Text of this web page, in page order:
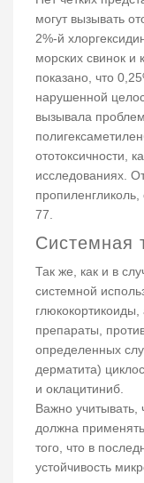
могут вызывать
2%-й
морских свинок и
показано, что
нарушенной
вызывала
ототоксичности,
исследованиях.
77.
Системная
Так же, как и в
системной
глюкокортикоиды,
препараты,
определенных
дерматита)
и оклацитиниб.
Важно учитывать,
должна
того, что в
устойчивость